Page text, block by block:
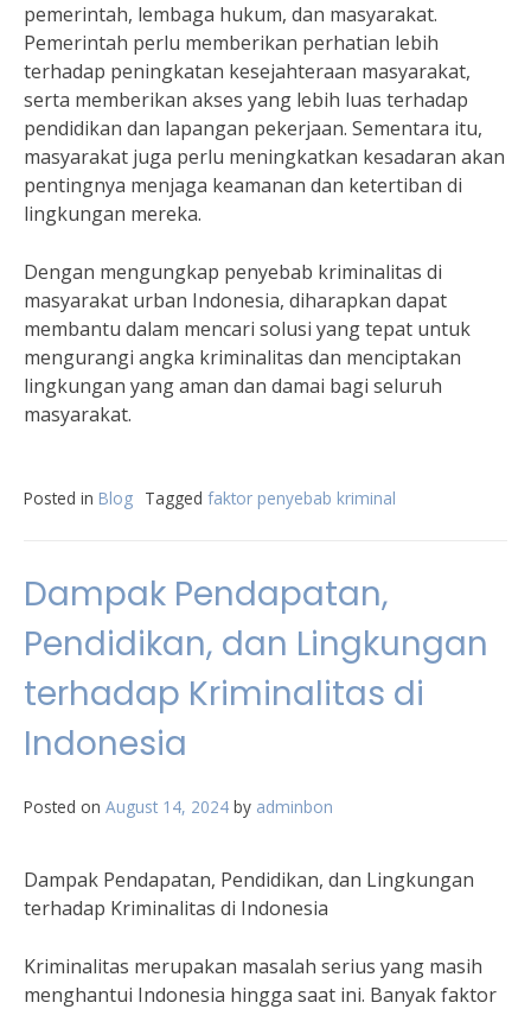
pemerintah, lembaga hukum, dan masyarakat.
Pemerintah perlu memberikan perhatian lebih
terhadap peningkatan kesejahteraan masyarakat,
serta memberikan akses yang lebih luas terhadap
pendidikan dan lapangan pekerjaan. Sementara itu,
masyarakat juga perlu meningkatkan kesadaran akan
pentingnya menjaga keamanan dan ketertiban di
lingkungan mereka.
Dengan mengungkap penyebab kriminalitas di
masyarakat urban Indonesia, diharapkan dapat
membantu dalam mencari solusi yang tepat untuk
mengurangi angka kriminalitas dan menciptakan
lingkungan yang aman dan damai bagi seluruh
masyarakat.
Posted in Blog Tagged faktor penyebab kriminal
Dampak Pendapatan,
Pendidikan, dan Lingkungan
terhadap Kriminalitas di
Indonesia
Posted on August 14, 2024 by adminbon
Dampak Pendapatan, Pendidikan, dan Lingkungan
terhadap Kriminalitas di Indonesia
Kriminalitas merupakan masalah serius yang masih
menghantui Indonesia hingga saat ini. Banyak faktor